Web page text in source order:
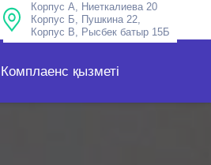
Корпус А, Ниеткалиева 20
Корпус Б, Пушкина 22,
Корпус В, Рысбек батыр 15Б
Комплаенс қызметі